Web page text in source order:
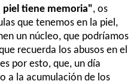
piel tiene memoria", os
que tenemos en la piel,
un núcleo, que podríamos
recuerda los abusos en el
por esto, que, un día
a la acumulación de los